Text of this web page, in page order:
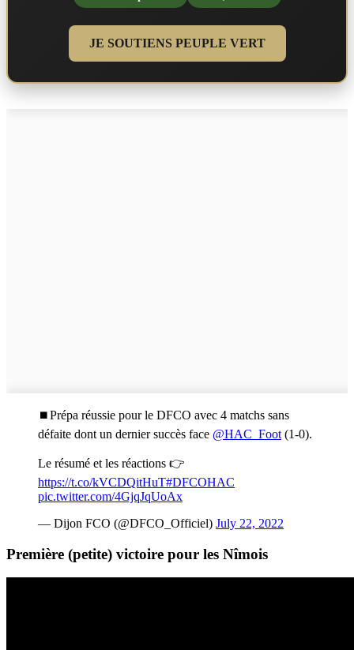
JE SOUTIENS PEUPLE VERT
⏹️Prépa réussie pour le DFCO avec 4 matchs sans
défaite dont un dernier succès face @HAC_Foot (1-0).
Le résumé et les réactions 👉
https://t.co/kVCDQitHuT#DFCOHAC
pic.twitter.com/4GjqJqUoAx
— Dijon FCO (@DFCO_Officiel) July 22, 2022
Première (petite) victoire pour les Nîmois